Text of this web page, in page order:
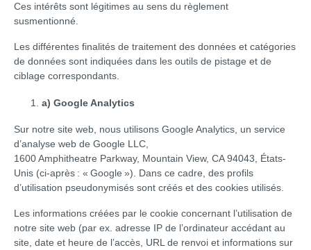
Ces intérêts sont légitimes au sens du règlement
susmentionné.
Les différentes finalités de traitement des données et catégories
de données sont indiquées dans les outils de pistage et de
ciblage correspondants.
a) Google Analytics
Sur notre site web, nous utilisons Google Analytics, un service
d’analyse web de Google LLC,
1600 Amphitheatre Parkway, Mountain View, CA 94043, États-
Unis (ci-après : « Google »). Dans ce cadre, des profils
d’utilisation pseudonymisés sont créés et des cookies utilisés.
Les informations créées par le cookie concernant l’utilisation de
notre site web (par ex. adresse IP de l’ordinateur accédant au
site, date et heure de l’accès, URL de renvoi et informations sur